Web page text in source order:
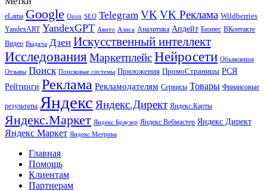
eLama Google Ozon SEO Telegram VK VK Реклама Wildberries
YandexART YandexGPT Авито Алиса Аналитика Апдейт Бизнес ВКонтакте
Видео Выдача Дзен Искусственный интеллект
Исследования МаркетплейсНейросети Объявления
Отзывы Поиск Поисковые системы Приложения ПромоСтраницы РСЯ
Рейтинги Реклама Рекламодателям Сервисы Товары Финансовые
результаты Яндекс Яндекс.Директ Яндекс.Карты
Яндекс.Маркет Яндекс Браузер Яндекс Вебмастер Яндекс Директ
Яндекс Маркет Яндекс Метрика
Главная
Помощь
Клиентам
Партнерам